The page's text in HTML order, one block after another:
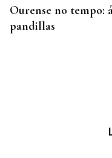
Ourense no tempo:
pandillas